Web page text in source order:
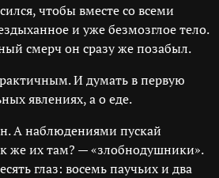
чтобы вместе со всеми
и уже безмозглое тело.
смерч он сразу же позабыл.
И думать в первую
явлениях, а о еде.
А наблюдениями пускай
же их там? — «злобнодушники».
глаз: восемь паучьих и два